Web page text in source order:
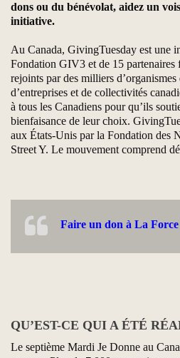
dons ou du bénévolat, aidez un
initiative.
Au Canada, GivingTuesday est une
Fondation GIV3 et de 15 partenaires
rejoints par des milliers d’organismes
d’entreprises et de collectivités
à tous les Canadiens pour qu’ils
bienfaisance de leur choix.
aux États-Unis par la Fondation des
Street Y. Le mouvement comprend
Faire un don à La
QU’EST-CE QUI A ÉTÉ
Le septième Mardi Je Donne au